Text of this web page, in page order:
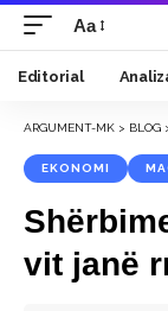
Font
Resizer
Aa
Editorial
ARGUMENT-MK > BLOG
EKONOMI
vit janë